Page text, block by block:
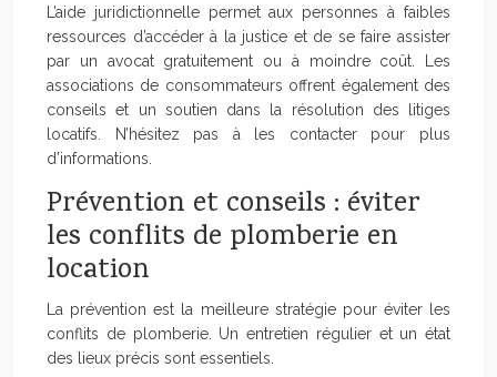
L’aide juridictionnelle permet aux personnes à faibles
ressources d’accéder à la justice et de se faire assister
par un avocat gratuitement ou à moindre coût. Les
associations de consommateurs offrent également des
conseils et un soutien dans la résolution des litiges
locatifs. N’hésitez pas à les contacter pour plus
d’informations.
Prévention et conseils : éviter
les conflits de plomberie en
location
La prévention est la meilleure stratégie pour éviter les
conflits de plomberie. Un entretien régulier et un état
des lieux précis sont essentiels.